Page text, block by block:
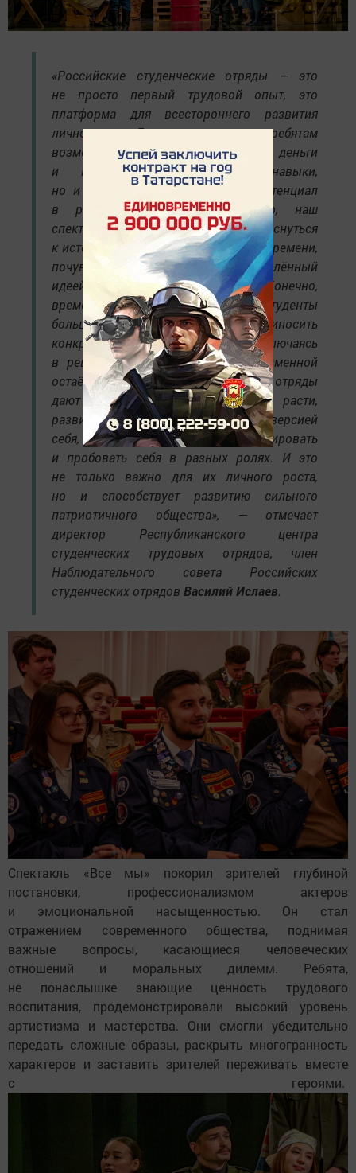
«Российские студенческие отряды — это
не просто первый трудовой опыт, это
платформа для всестороннего развития
личности. Движение дает ребятам
возможность не только заработать деньги
и приобрести практические навыки,
но и раскрыть свой творческий потенциал
в различных сферах. Например, наш
спектакль позволил ребятам прикоснуться
к истории стройотрядов советского времени,
почувствовать их энтузиазм, вдохновлённый
идеей создания светлого будущего. Конечно,
времена изменились, и сейчас студенты
больше ценят возможность приносить
конкретную пользу своей стране, включаясь
в решение важных задач. Но неизменной
остаётся одна вещь: студенческие отряды
дают возможность ребятам расти,
развиваться и становиться лучшей версией
себя, не боясь экспериментировать
и пробовать себя в разных ролях. И это
не только важно для их личного роста,
но и способствует развитию сильного
патриотичного общества», — отмечает
директор Республиканского центра
студенческих трудовых отрядов, член
Наблюдательного совета Российских
студенческих отрядов Василий Ислаев.
Спектакль «Все мы» покорил зрителей глубиной
постановки, профессионализмом актеров
и эмоциональной насыщенностью. Он стал
отражением современного общества, поднимая
важные вопросы, касающиеся человеческих
отношений и моральных дилемм. Ребята,
не понаслышке знающие ценность трудового
воспитания, продемонстрировали высокий уровень
артистизма и мастерства. Они смогли убедительно
передать сложные образы, раскрыть многогранность
характеров и заставить зрителей переживать вместе
с героями.